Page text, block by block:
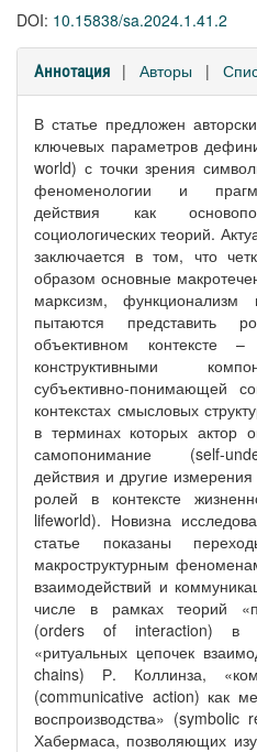
DOI: 10.15838/sa.2024.1.41.2
Аннотация | Авторы |
В статье предложен
ключевых параметров
world) с точки зрения
феноменологии и
действия как
социологических теорий.
заключается в том, что
образом основные
марксизм, функционализм
пытаются
объективном контексте
конструктивными
субъективно-понимающей
контекстах смысловых
в терминах которых актор
самопонимание (self-
действия и другие
ролей в контексте
lifeworld). Новизна
статье показаны
макроструктурным
взаимодействий и
числе в рамках теорий
(orders of interaction) в
«ритуальных цепочек
chains) Р. Коллинза,
(communicative action) как
воспроизводства»
Хабермаса, позволяющих